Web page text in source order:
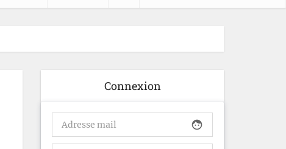
Connexion
face